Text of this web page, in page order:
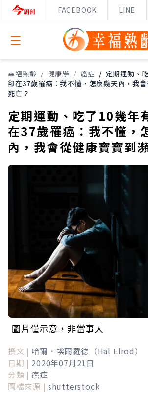
FACEBOOK LINE
Open menu
幸福熟齡 / 健康學 / 癌症 / 定期運動、
卻在37歲罹癌：我不懂，怎麼幾天內，我
死亡？
定期運動、吃了10幾年
在37歲罹癌：我不懂，
內，我會從健康寶寶到
圖片僅示意，非當事人
撰文 | 哈爾．埃爾羅德（Hal Elrod）
日期 | 2020年07月21日
分類 | 癌症
圖檔來源 | shutterstock